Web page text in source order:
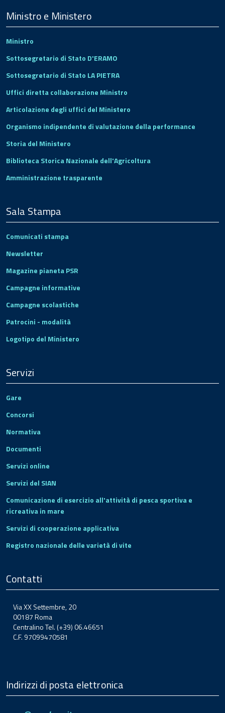
Footer
Ministro e Ministero
Ministro
Sottosegretario di Stato D'ERAMO
Sottosegretario di Stato LA PIETRA
Uffici diretta collaborazione Ministro
Articolazione degli uffici del Ministero
Organismo indipendente di valutazione della performance
Storia del Ministero
Biblioteca Storica Nazionale dell'Agricoltura
Amministrazione trasparente
Sala Stampa
Comunicati stampa
Newsletter
Magazine pianeta PSR
Campagne informative
Campagne scolastiche
Patrocini - modalità
Logotipo del Ministero
Servizi
Gare
Concorsi
Normativa
Documenti
Servizi online
Servizi del SIAN
Comunicazione di esercizio all'attività di pesca sportiva e
ricreativa in mare
Servizi di cooperazione applicativa
Registro nazionale delle varietà di vite
Contatti
Via XX Settembre, 20
00187 Roma
Centralino Tel. (+39) 06.46651
C.F. 97099470581
Indirizzi di posta elettronica